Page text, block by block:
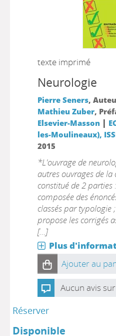
texte imprimé
Neurologie
Pierre Seners,
Mathieu Zuber,
Elsevier-Masson |
les-Moulineaux),
2015
*L'ouvrage de
autres ouvrages de la
constitué de 2 parties
composée des
classés par typologie
propose les corrigés
[...]
Plus
Ajouter au
Aucun avis
Réserver
Disponible